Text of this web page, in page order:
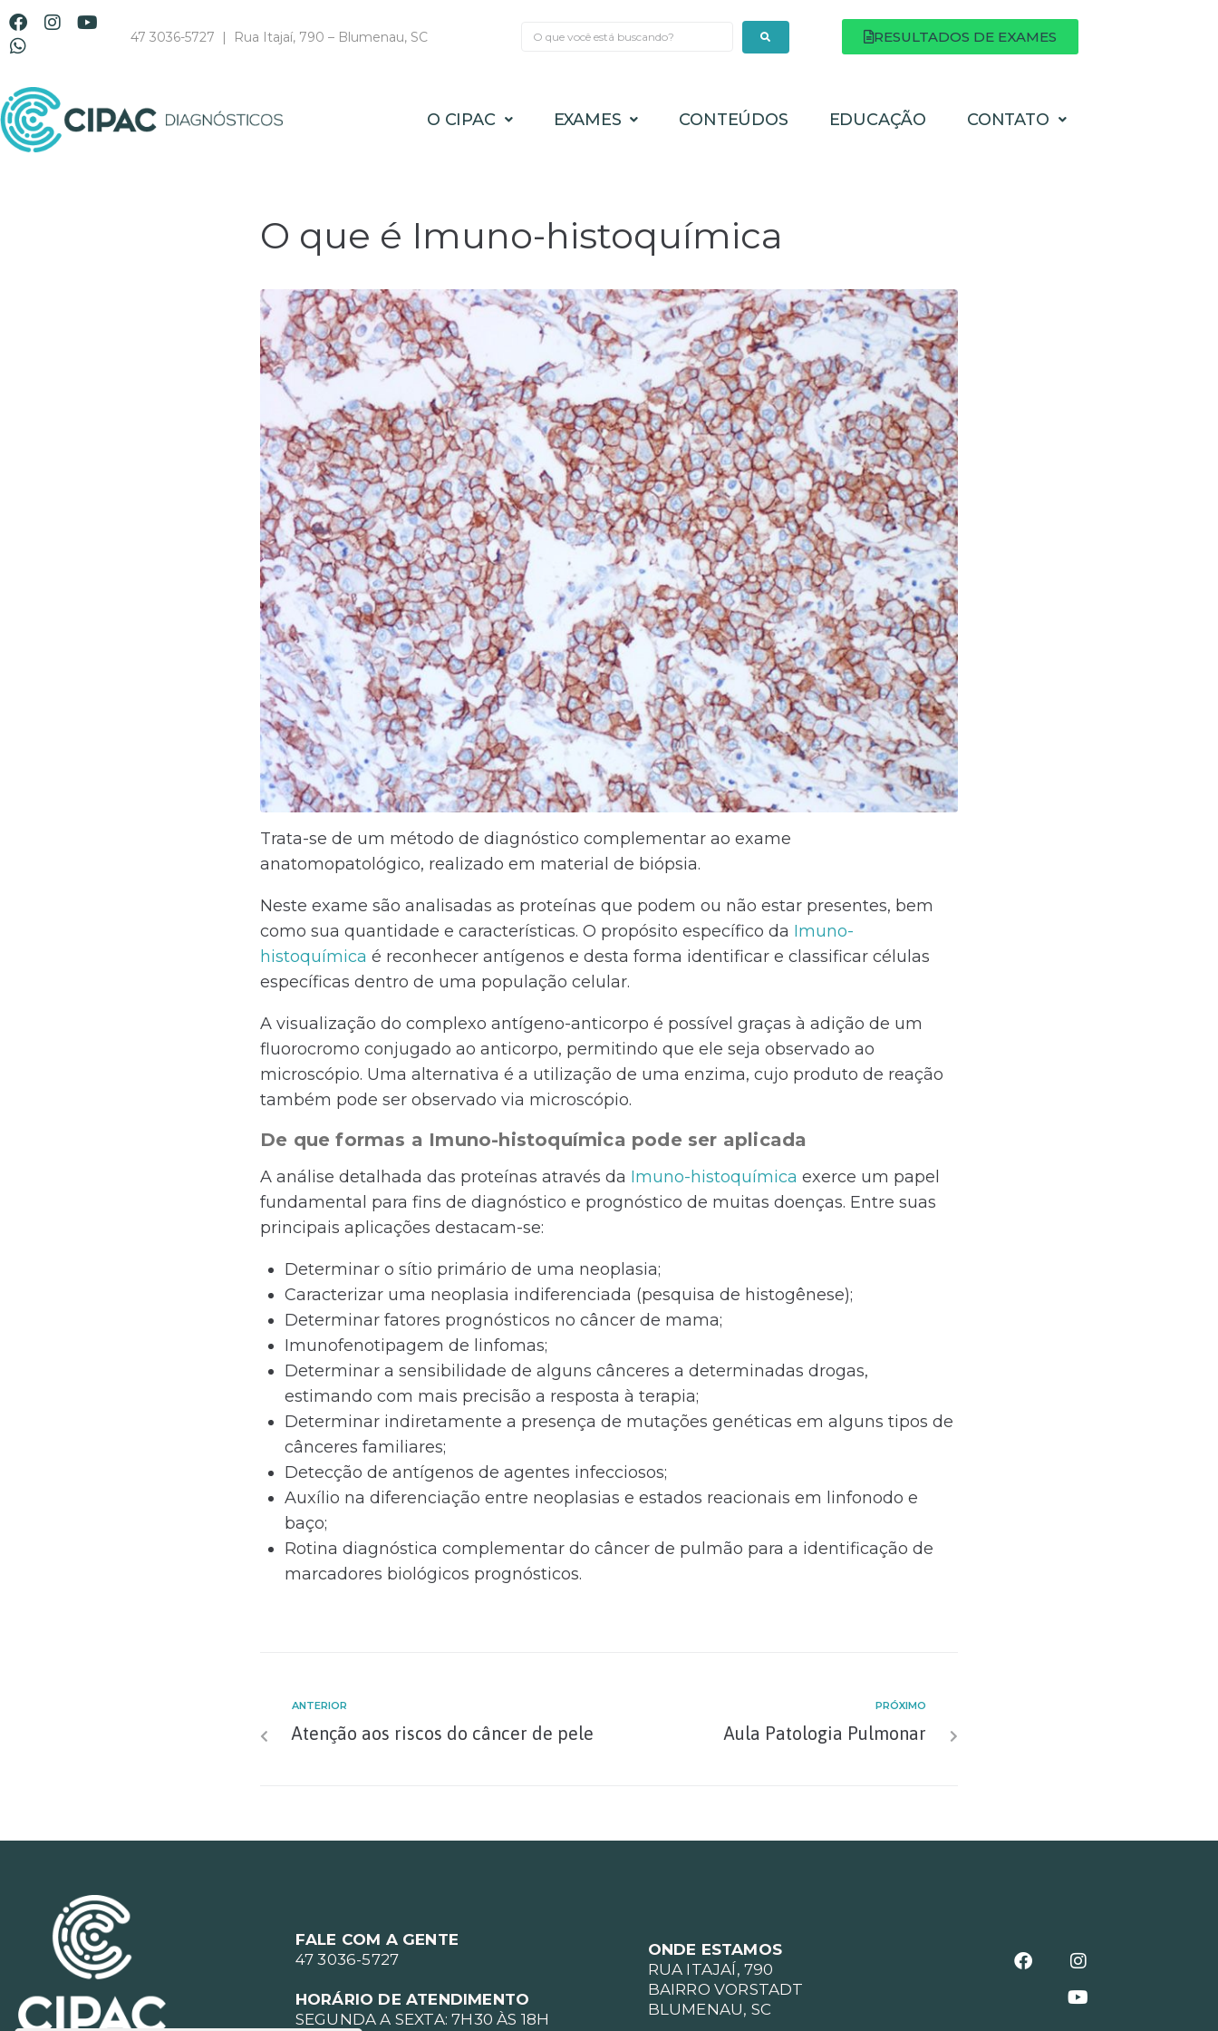
47 3036-5727 | Rua Itajaí, 790 – Blumenau, SC RESULTADOS DE EXAMES
O CIPAC EXAMES CONTEÚDOS EDUCAÇÃO CONTATO
O que é Imuno-histoquímica
Trata-se de um método de diagnóstico complementar ao exame
anatomopatológico, realizado em material de biópsia.
Neste exame são analisadas as proteínas que podem ou não estar presentes, bem
como sua quantidade e características. O propósito específico da Imuno-
histoquímica é reconhecer antígenos e desta forma identificar e classificar células
específicas dentro de uma população celular.
A visualização do complexo antígeno-anticorpo é possível graças à adição de um
fluorocromo conjugado ao anticorpo, permitindo que ele seja observado ao
microscópio. Uma alternativa é a utilização de uma enzima, cujo produto de reação
também pode ser observado via microscópio.
De que formas a Imuno-histoquímica pode ser aplicada
A análise detalhada das proteínas através da Imuno-histoquímica exerce um papel
fundamental para fins de diagnóstico e prognóstico de muitas doenças. Entre suas
principais aplicações destacam-se:
Determinar o sítio primário de uma neoplasia;
Caracterizar uma neoplasia indiferenciada (pesquisa de histogênese);
Determinar fatores prognósticos no câncer de mama;
Imunofenotipagem de linfomas;
Determinar a sensibilidade de alguns cânceres a determinadas drogas,
estimando com mais precisão a resposta à terapia;
Determinar indiretamente a presença de mutações genéticas em alguns tipos de
cânceres familiares;
Detecção de antígenos de agentes infecciosos;
Auxílio na diferenciação entre neoplasias e estados reacionais em linfonodo e
baço;
Rotina diagnóstica complementar do câncer de pulmão para a identificação de
marcadores biológicos prognósticos.
ANTERIOR
Atenção aos riscos do câncer de pele
PRÓXIMO
Aula Patologia Pulmonar
FALE COM A GENTE
47 3036-5727
HORÁRIO DE ATENDIMENTO
SEGUNDA A SEXTA: 7H30 ÀS 18H
ONDE ESTAMOS
RUA ITAJAÍ, 790
BAIRRO VORSTADT
BLUMENAU, SC